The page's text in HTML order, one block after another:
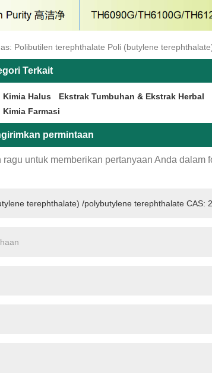
Polibutilen terephthalate Poli (butylene
Terkait
Kimia Halus Ekstrak Tumbuhan & Ekstrak Herbal
Kimia Farmasi
permintaan
ragu untuk memberikan pertanyaan Anda